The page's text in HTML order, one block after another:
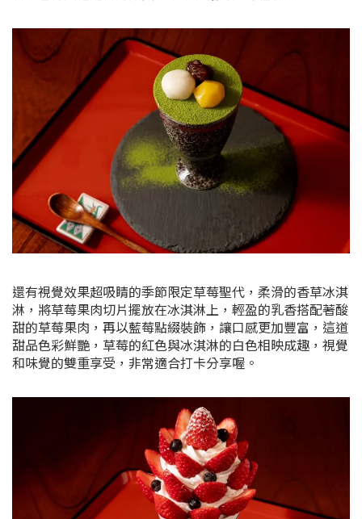
還有視覺效果超吸睛的季節限定草莓聖代，柔滑的香草冰淇
淋，將草莓果肉切片擺放在冰淇淋上，輕盈的乳香搭配著酸
甜的草莓果肉，再以藍莓點綴裝飾，讓口感更加豐富，這道
甜品色彩鮮艷，草莓的紅色與冰淇淋的白色相映成趣，視覺
和味覺的雙重享受，非常適合打卡分享喔。